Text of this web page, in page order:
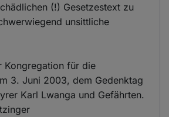
(!) Gesetzestext zu
unsittliche
Kongregation für die
3. Juni 2003, dem Gedenktag
Karl Lwanga und Gefährten.